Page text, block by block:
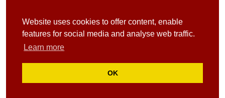
Website uses cookies to offer content, enable
features for social media and analyse web traffic.
Learn more
OK